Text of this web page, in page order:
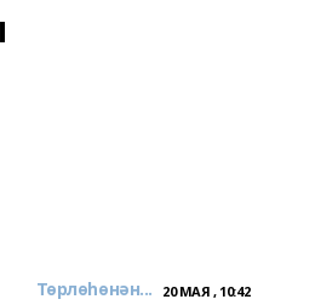
Төрлөһөнән... 20 МАЯ , 10:42